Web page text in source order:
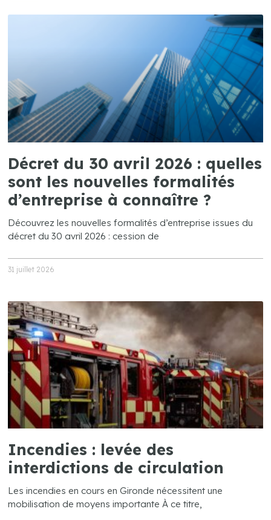
Décret du 30 avril 2026 : quelles
sont les nouvelles formalités
d’entreprise à connaître ?
Découvrez les nouvelles formalités d’entreprise issues du
décret du 30 avril 2026 : cession de
31 juillet 2026
Incendies : levée des
interdictions de circulation
Les incendies en cours en Gironde nécessitent une
mobilisation de moyens importante À ce titre,